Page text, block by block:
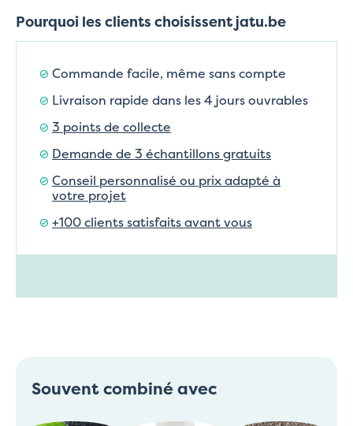
Pourquoi les clients choisissent jatu.be
Commande facile, même sans compte
Livraison rapide dans les 4 jours ouvrables
3 points de collecte
Demande de 3 échantillons gratuits
Conseil personnalisé ou prix adapté à
votre projet
+100 clients satisfaits avant vous
Souvent combiné avec